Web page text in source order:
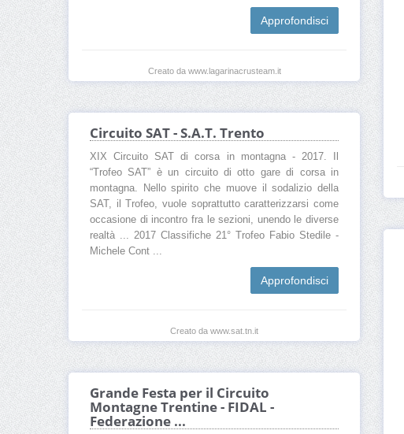
Approfondisci
Creato da www.lagarinacrusteam.it
Circuito SAT - S.A.T. Trento
XIX Circuito SAT di corsa in montagna - 2017. Il
“Trofeo SAT” è un circuito di otto gare di corsa in
montagna. Nello spirito che muove il sodalizio della
SAT, il Trofeo, vuole soprattutto caratterizzarsi come
occasione di incontro fra le sezioni, unendo le diverse
realtà ... 2017 Classifiche 21° Trofeo Fabio Stedile -
Michele Cont ...
Approfondisci
Creato da www.sat.tn.it
Grande Festa per il Circuito
Montagne Trentine - FIDAL -
Federazione ...